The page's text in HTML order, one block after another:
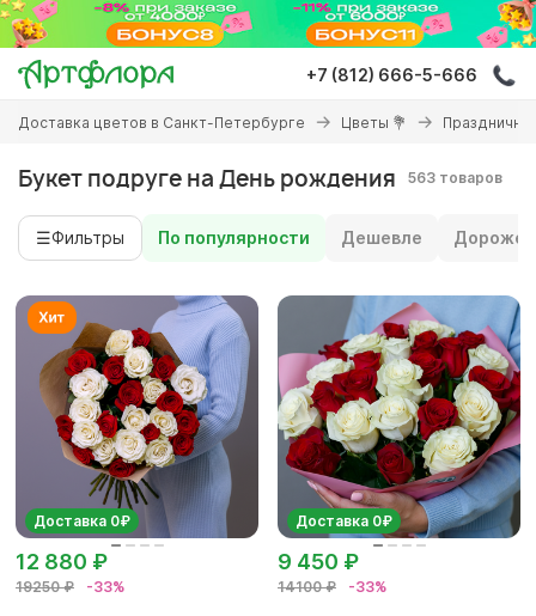
Перейти
основному
содержанию
+7 (812) 666-5-666
Вы
здесь
Доставка цветов в Санкт-Петербурге Цветы 💐
Букет подруге на День рождения 563 товаров
☰Фильтры По популярности Дешевле Дороже
Доставка 0₽
19250 ₽ -33%
12 880 ₽
Доставка 0₽
14100 ₽ -33%
9 450 ₽